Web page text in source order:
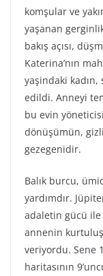
komşular ve
yaşanan
bakış açısı,
Katerina’nın
yaşindaki
edildi. Anneyi
bu evin
dönüşümün,
gezegenidir.
Balık burcu,
yardımdır.
adaletin gücü ile
annenin
veriyordu. Sene
haritasının